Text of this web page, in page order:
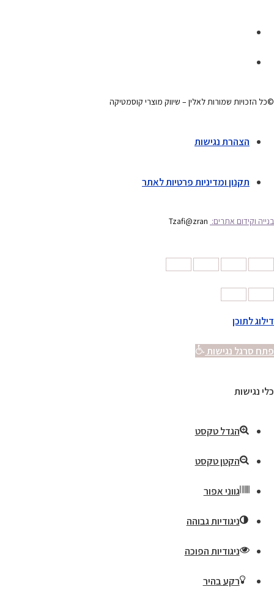
©כל הזכויות שמורות לאלין – שיווק מוצרי קוסמטיקה
הצהרת נגישות
תקנון ומדיניות פרטיות לאתר
בנייה וקידום אתרים: Tzafi@zran
דילוג לתוכן
פתח סרגל נגישות
כלי נגישות
הגדל טקסט
הקטן טקסט
גווני אפור
ניגודיות גבוהה
ניגודיות הפוכה
רקע בהיר